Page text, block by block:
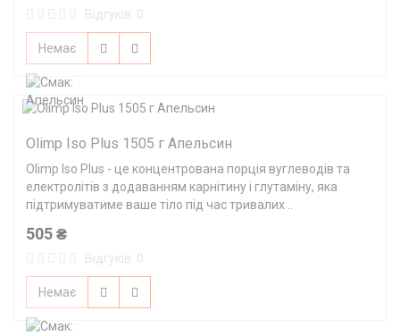
Відгуків: 0
Немає
Olimp Iso Plus 1505 г Апельсин
Olimp Iso Plus - це концентрована порція вуглеводів та
електролітів з додаванням карнітину і глутаміну, яка
підтримуватиме ваше тіло під час тривалих ..
505 ₴
Відгуків: 0
Немає